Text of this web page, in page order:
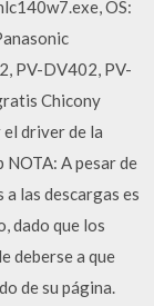
OS:
PV-DV402, PV-
Chicony
driver de la
A pesar de
las descargas es
dado que los
deberse a que
de su página.